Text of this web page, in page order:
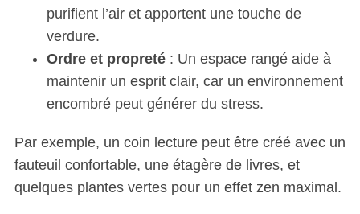
purifient l’air et apportent une touche de
verdure.
Ordre et propreté: Un espace rangé aide à
maintenir un esprit clair, car un environnement
encombré peut générer du stress.
Par exemple, un coin lecture peut être créé avec un
fauteuil confortable, une étagère de livres, et
quelques plantes vertes pour un effet zen maximal.